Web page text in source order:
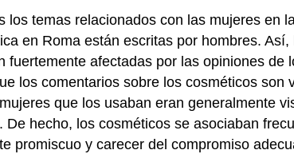
los temas relacionados con las mujeres
en Roma están escritas por hombres.
fuertemente afectadas por las opiniones
los comentarios sobre los cosméticos
que los usaban eran generalmente
hecho, los cosméticos se asociaban
promiscuo y carecer del compromiso